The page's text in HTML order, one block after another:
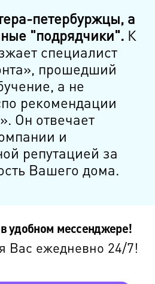
петербуржцы, а
"подрядчики".К
специалист
прошедший
а не
рекомендации
Он отвечает
и
репутацией за
Вашего дома.
удобном мессенджере!
Вас ежедневно 24/7!